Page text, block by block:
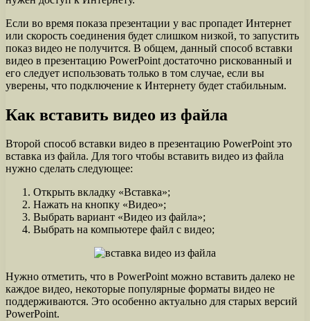
Если во время показа презентации у вас пропадет Интернет
или скорость соединения будет слишком низкой, то запустить
показ видео не получится. В общем, данный способ вставки
видео в презентацию PowerPoint достаточно рискованный и
его следует использовать только в том случае, если вы
уверены, что подключение к Интернету будет стабильным.
Как вставить видео из файла
Второй способ вставки видео в презентацию PowerPoint это
вставка из файла. Для того чтобы вставить видео из файла
нужно сделать следующее:
Открыть вкладку «Вставка»;
Нажать на кнопку «Видео»;
Выбрать вариант «Видео из файла»;
Выбрать на компьютере файл с видео;
Нужно отметить, что в PowerPoint можно вставить далеко не
каждое видео, некоторые популярные форматы видео не
поддерживаются. Это особенно актуально для старых версий
PowerPoint.